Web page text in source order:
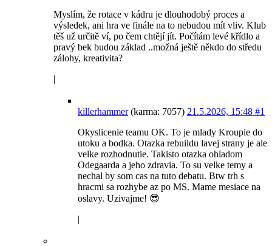
Myslím, že rotace v kádru je dlouhodobý proces a
výsledek, ani hra ve finále na to nebudou mít vliv. Klub
těš už určitě ví, po čem chtějí jít. Počítám levé křídlo a
pravý bek budou základ ..možná ještě někdo do středu
zálohy, kreativita?
|
killerhammer(karma: 7057) 21.5.2026, 15:48 #1
Okyslicenie teamu OK. To je mlady Kroupie do
utoku a bodka. Otazka rebuildu lavej strany je ale
velke rozhodnutie. Takisto otazka ohladom
Odegaarda a jeho zdravia. To su velke temy a
nechal by som cas na tuto debatu. Btw trh s
hracmi sa rozhybe az po MS. Mame mesiace na
oslavy. Uzivajme! 😎
|